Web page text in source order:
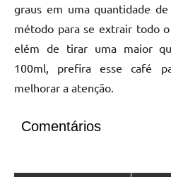
graus em uma quantidade
método para se extrair todo
elém de tirar uma maior
100ml, prefira esse café
melhorar a atenção.
Comentários